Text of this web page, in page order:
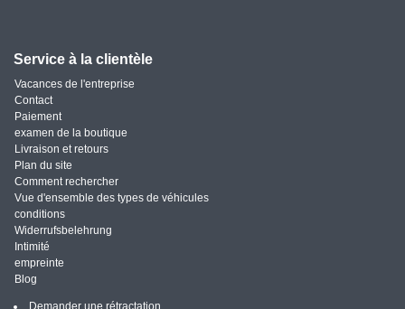
Service à la clientèle
Vacances de l'entreprise
Contact
Paiement
examen de la boutique
Livraison et retours
Plan du site
Comment rechercher
Vue d'ensemble des types de véhicules
conditions
Widerrufsbelehrung
Intimité
empreinte
Blog
Demander une rétractation